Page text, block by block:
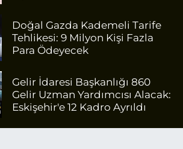
Doğal Gazda Kademeli Tarife
Tehlikesi: 9 Milyon Kişi Fazla
Para Ödeyecek
Gelir İdaresi Başkanlığı 860
Gelir Uzman Yardımcısı Alacak:
Eskişehir'e 12 Kadro Ayrıldı